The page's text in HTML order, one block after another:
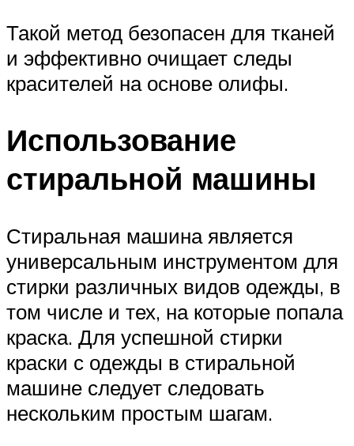
Такой метод безопасен для тканей
и эффективно очищает следы
красителей на основе олифы.
Использование
стиральной машины
Стиральная машина является
универсальным инструментом для
стирки различных видов одежды, в
том числе и тех, на которые попала
краска. Для успешной стирки
краски с одежды в стиральной
машине следует следовать
нескольким простым шагам.